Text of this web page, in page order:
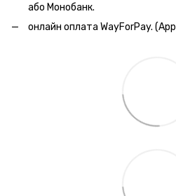
або Монобанк.
онлайн оплата WayForPay.